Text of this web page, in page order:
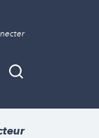
Recherche